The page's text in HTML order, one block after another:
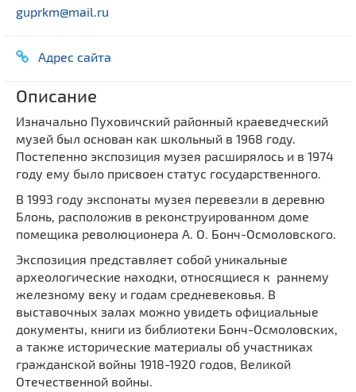
Монастыри
Мечети
Часовни
Кирхи
Кладбище
Культурные центры
Театры
Галереи
Выберите направление
guprkm@mail.ru
Адрес сайта
Описание
Изначально Пуховичский районный краеведческий
музей был основан как школьный в 1968 году.
Постепенно экспозиция музея расширялось и в 1974
году ему было присвоен статус государственного.
В 1993 году экспонаты музея перевезли в деревню
Блонь, расположив в реконструированном доме
помещика революционера А. О. Бонч-Осмоловского.
Экспозиция представляет собой уникальные
археологические находки, относящиеся к раннему
железному веку и годам средневековья. В
выставочных залах можно увидеть официальные
документы, книги из библиотеки Бонч-Осмоловских,
а также исторические материалы об участниках
гражданской войны 1918-1920 годов, Великой
Отечественной войны.